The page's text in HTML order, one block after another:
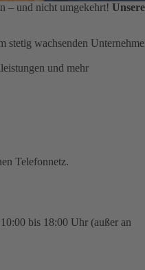
– und nicht umgekehrt! Unsere
stetig wachsenden
und mehr
Telefonnetz.
bis 18:00 Uhr (außer an